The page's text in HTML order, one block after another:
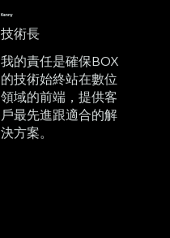
Kenny
​技術長
我的責任是確保BOX
的技術始終站在數位
領域的前端，提供客
戶最先進跟適合的解
決方案。